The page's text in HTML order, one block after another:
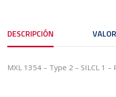
DESCRIPCIÓN
MXL 1354 – Type 2 – SILCL 1 –